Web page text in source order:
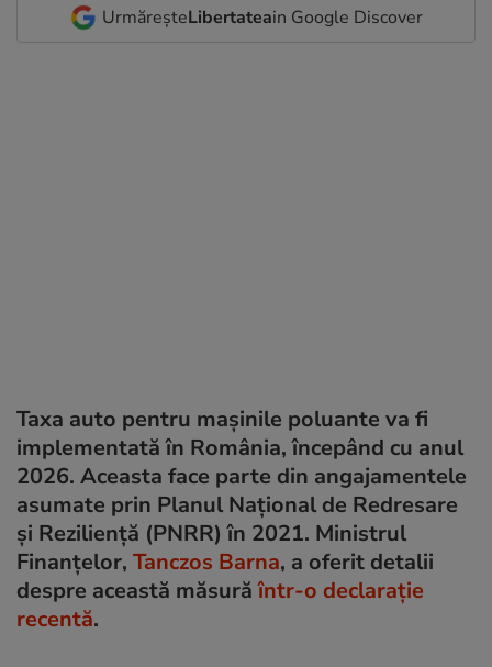
UrmăreșteLibertateain Google Discover
Taxa auto pentru mașinile poluante va fi
implementată în România, începând cu anul
2026. Aceasta face parte din angajamentele
asumate prin Planul Național de Redresare
și Reziliență (PNRR) în 2021. Ministrul
Finanțelor, Tanczos Barna, a oferit detalii
despre această măsurăîntr-o declarație
recentă.